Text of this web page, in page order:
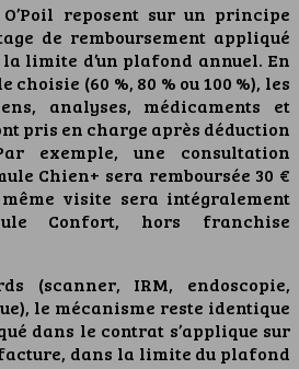
reposent sur un principe
de remboursement appliqué
limite d’un plafond annuel. En
(60 %, 80 % ou 100 %), les
analyses, médicaments et
pris en charge après déduction
exemple, une consultation
Chien+ sera remboursée 30 €
visite sera intégralement
Confort, hors franchise
(scanner, IRM, endoscopie,
le mécanisme reste identique
dans le contrat s’applique sur
dans la limite du plafond